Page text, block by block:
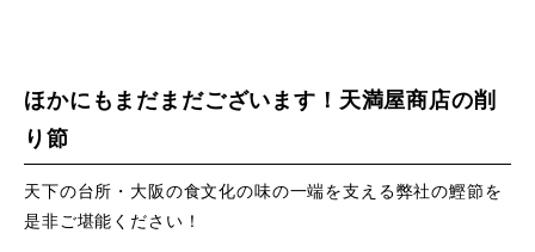
ほかにもまだまだございます！天満屋商店の削
り節
天下の台所・大阪の食文化の味の一端を支える弊社の鰹節を
是非ご堪能ください！